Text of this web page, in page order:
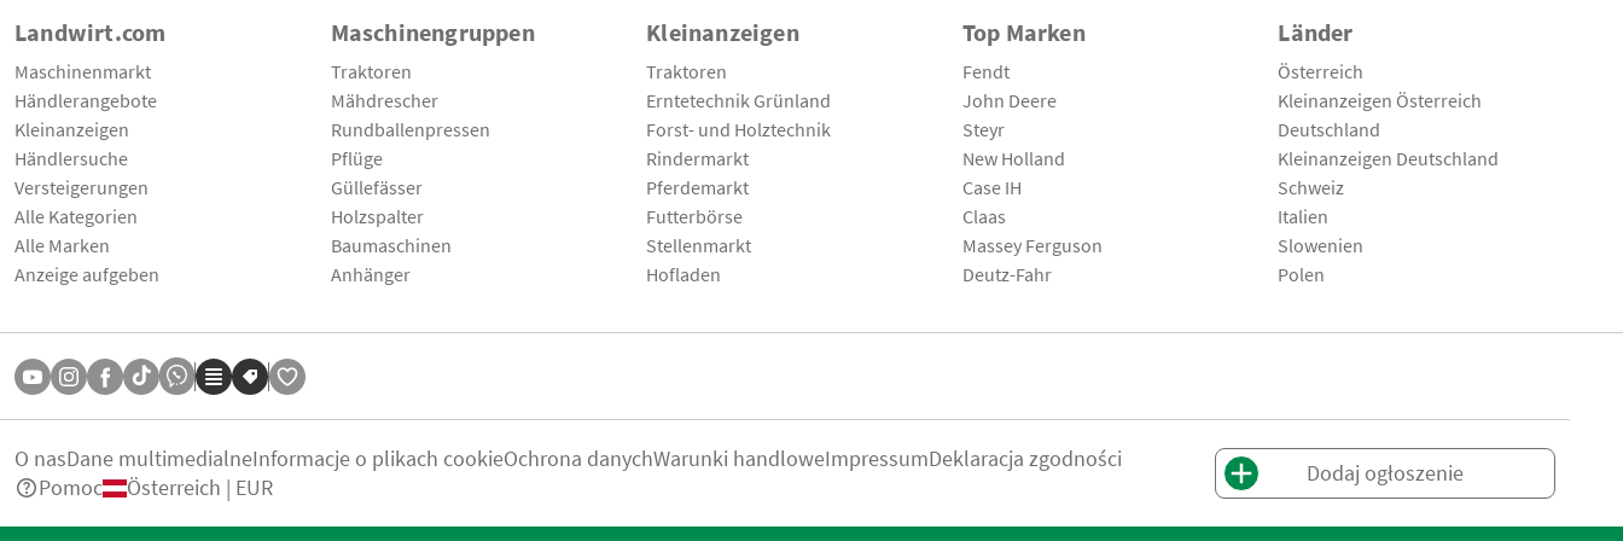
Landwirt.com
Maschinenmarkt
Händlerangebote
Kleinanzeigen
Händlersuche
Versteigerungen
Alle Kategorien
Alle Marken
Anzeige aufgeben
Maschinengruppen
Traktoren
Mähdrescher
Rundballenpressen
Pflüge
Güllefässer
Holzspalter
Baumaschinen
Anhänger
Kleinanzeigen
Traktoren
Erntetechnik Grünland
Forst- und Holztechnik
Rindermarkt
Pferdemarkt
Futterbörse
Stellenmarkt
Hofladen
Top Marken
Fendt
John Deere
Steyr
New Holland
Case IH
Claas
Massey Ferguson
Deutz-Fahr
Länder
Österreich
Kleinanzeigen Österreich
Deutschland
Kleinanzeigen Deutschland
Schweiz
Italien
Slowenien
Polen
O nasDane multimedialneInformacje o plikach cookieOchrona danychWarunki handloweImpressumDeklaracja zgodności
Pomoc
Österreich | EUR
Dodaj ogłoszenie